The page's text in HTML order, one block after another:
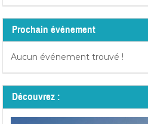
Prochain événement
Aucun événement trouvé !
Découvrez :